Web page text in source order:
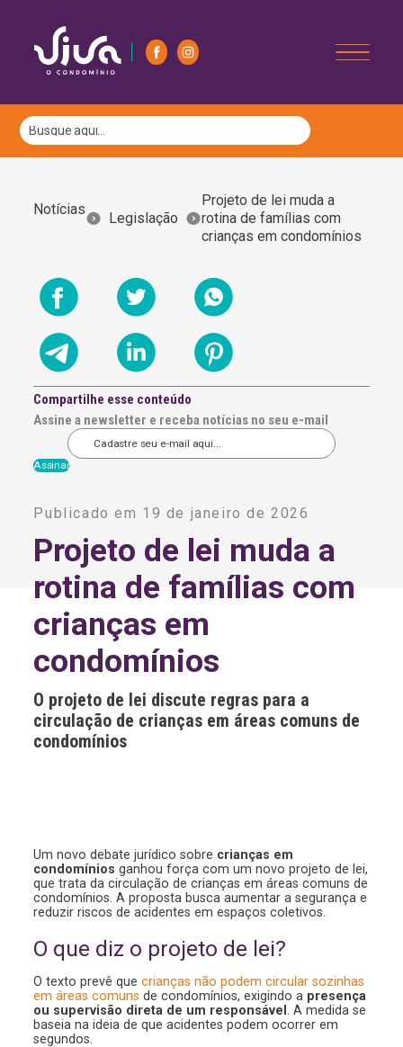
Notícias
Legislação
Projeto de lei muda a
rotina de famílias com
crianças em condomínios
Compartilhe esse conteúdo
Assine a newsletter e receba notícias no seu e-mail
t
n
v
:
Publicado em 19 de janeiro de 2026
Projeto de lei muda a
rotina de famílias com
crianças em
condomínios
O projeto de lei discute regras para a
circulação de crianças em áreas comuns de
condomínios
Um novo debate jurídico sobre crianças em
condomínios ganhou força com um novo projeto de lei,
que trata da circulação de crianças em áreas comuns de
condomínios. A proposta busca aumentar a segurança e
reduzir riscos de acidentes em espaços coletivos.
O que diz o projeto de lei?
O texto prevê quecrianças não podem circular sozinhas
em áreas comuns de condomínios, exigindo a presença
ou supervisão direta de um responsável
. A medida se
baseia na ideia de que acidentes podem ocorrer em
segundos.